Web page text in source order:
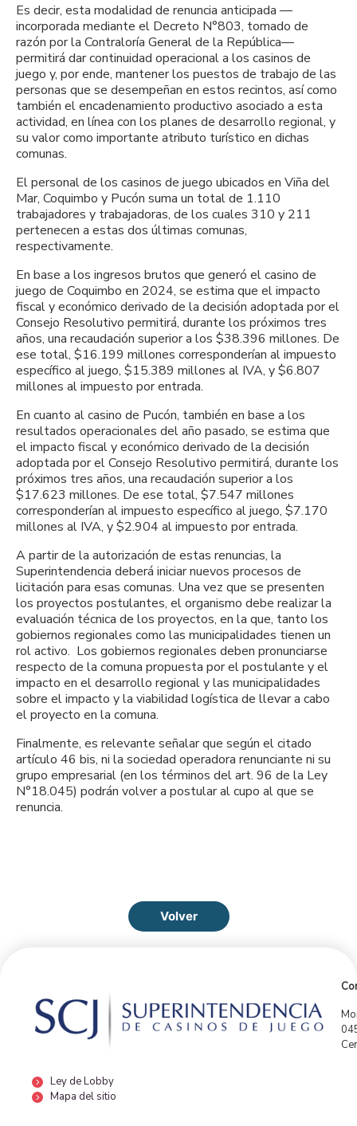
Es decir, esta modalidad de renuncia anticipada —
incorporada mediante el Decreto N°803, tomado de
razón por la Contraloría General de la República—
permitirá dar continuidad operacional a los casinos de
juego y, por ende, mantener los puestos de trabajo de las
personas que se desempeñan en estos recintos, así como
también el encadenamiento productivo asociado a esta
actividad, en línea con los planes de desarrollo regional, y
su valor como importante atributo turístico en dichas
comunas.
El personal de los casinos de juego ubicados en Viña del
Mar, Coquimbo y Pucón suma un total de 1.110
trabajadores y trabajadoras, de los cuales 310 y 211
pertenecen a estas dos últimas comunas,
respectivamente.
En base a los ingresos brutos que generó el casino de
juego de Coquimbo en 2024, se estima que el impacto
fiscal y económico derivado de la decisión adoptada por el
Consejo Resolutivo permitirá, durante los próximos tres
años, una recaudación superior a los $38.396 millones. De
ese total, $16.199 millones corresponderían al impuesto
específico al juego, $15.389 millones al IVA, y $6.807
millones al impuesto por entrada.
En cuanto al casino de Pucón, también en base a los
resultados operacionales del año pasado, se estima que
el impacto fiscal y económico derivado de la decisión
adoptada por el Consejo Resolutivo permitirá, durante los
próximos tres años, una recaudación superior a los
$17.623 millones. De ese total, $7.547 millones
corresponderían al impuesto específico al juego, $7.170
millones al IVA, y $2.904 al impuesto por entrada.
A partir de la autorización de estas renuncias, la
Superintendencia deberá iniciar nuevos procesos de
licitación para esas comunas. Una vez que se presenten
los proyectos postulantes, el organismo debe realizar la
evaluación técnica de los proyectos, en la que, tanto los
gobiernos regionales como las municipalidades tienen un
rol activo. Los gobiernos regionales deben pronunciarse
respecto de la comuna propuesta por el postulante y el
impacto en el desarrollo regional y las municipalidades
sobre el impacto y la viabilidad logística de llevar a cabo
el proyecto en la comuna.
Finalmente, es relevante señalar que según el citado
artículo 46 bis, ni la sociedad operadora renunciante ni su
grupo empresarial (en los términos del art. 96 de la Ley
N°18.045) podrán volver a postular al cupo al que se
renuncia.
Volver
Ley de Lobby
Mapa del sitio